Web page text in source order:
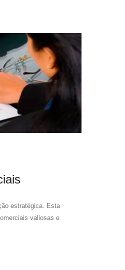
estratégica. Esta
valiosas e